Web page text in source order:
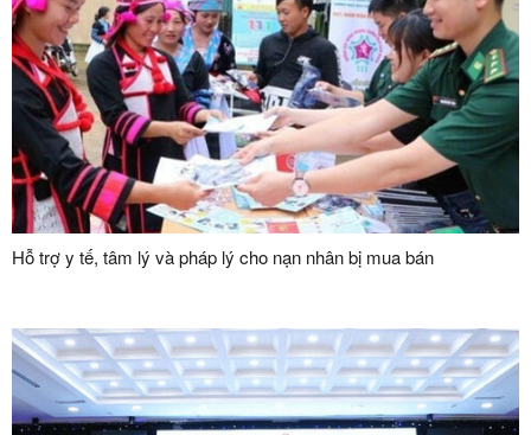
Hỗ trợ y tế, tâm lý và pháp lý cho nạn nhân bị mua bán